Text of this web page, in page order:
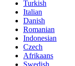
Turkish
Italian
Danish
Romanian
Indonesian
Czech
Afrikaans